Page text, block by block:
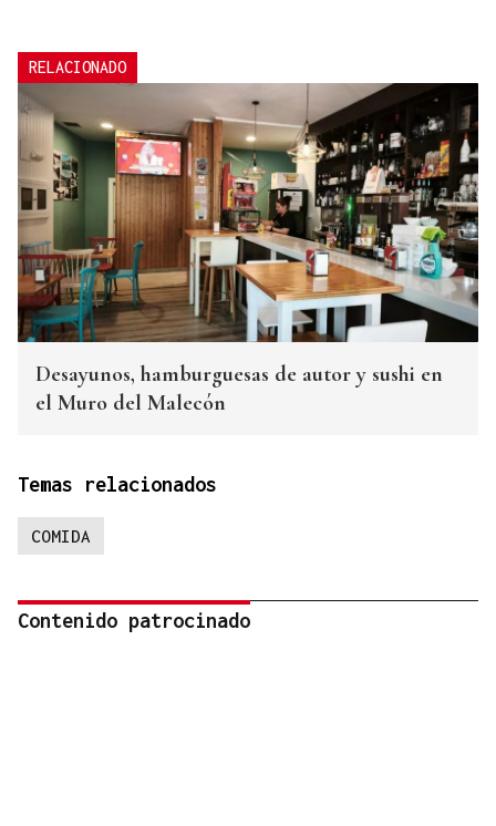
RELACIONADO
Desayunos, hamburguesas de autor y sushi en
el Muro del Malecón
Temas relacionados
COMIDA
Contenido patrocinado